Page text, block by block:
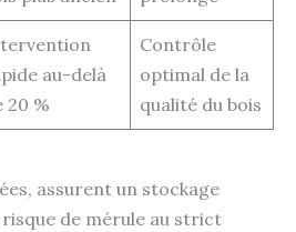
au-delà
20 %
Contrôle
optimal de la
qualité du bois
assurent un stockage
de mérule au strict